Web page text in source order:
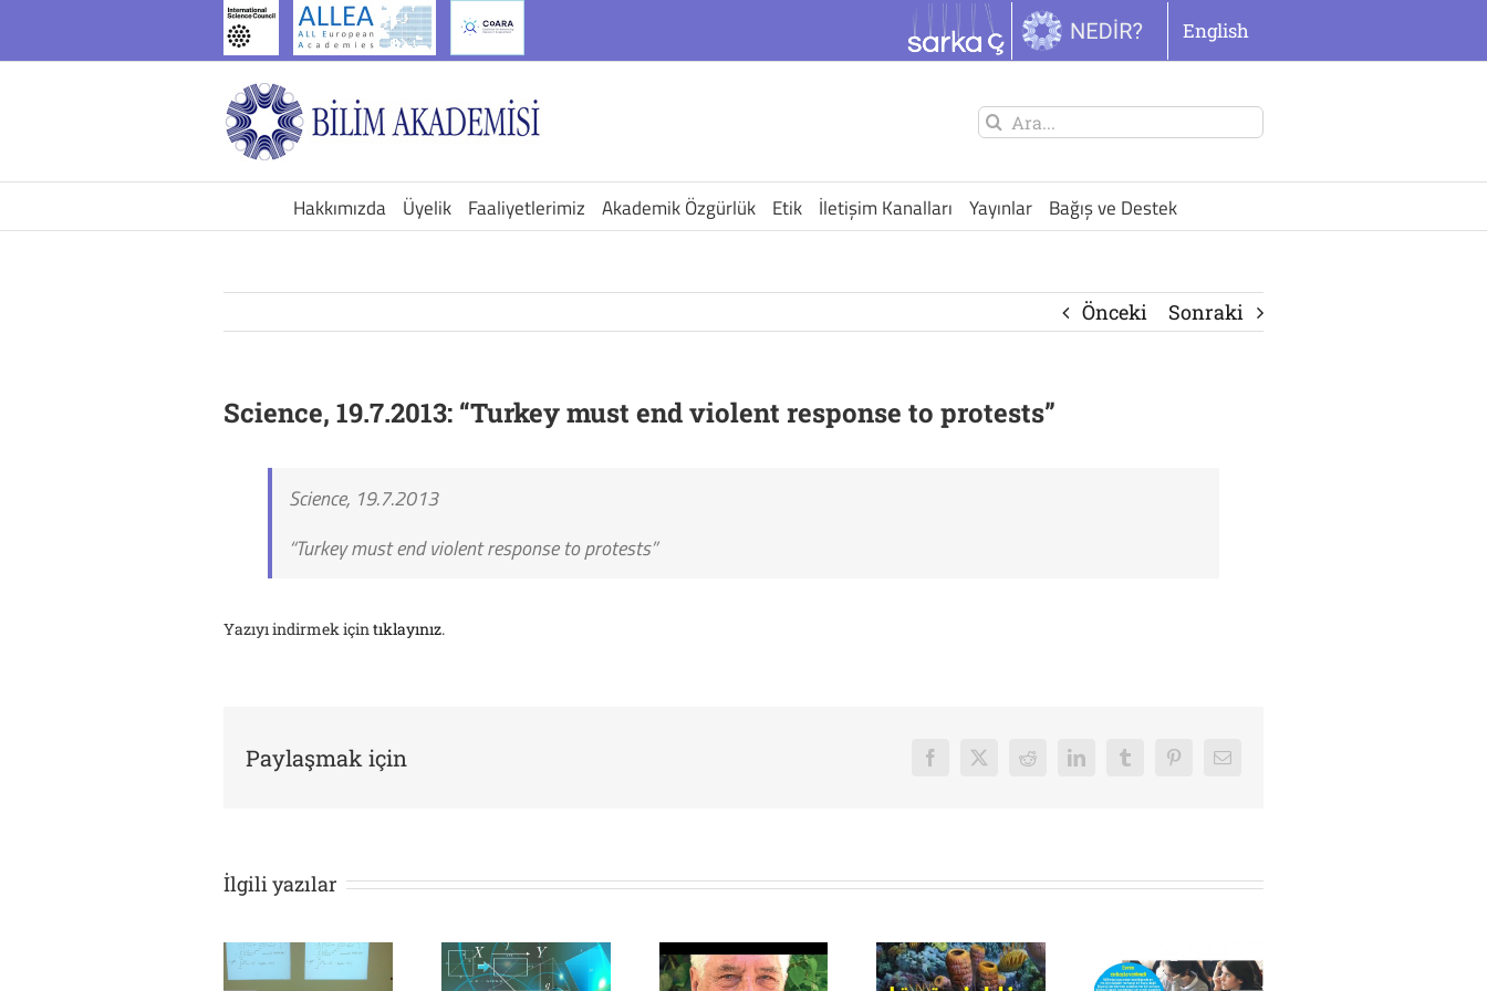
English
Şunu
Hakkımızda Üyelik Faaliyetlerimiz Akademik Özgürlük Etik İletişim Kanalları Yayınlar Bağış ve Destek
Önceki Sonraki
Science, 19.7.2013: “Turkey must end violent response to protests”
Science, 19.7.2013
“Turkey must end violent response to protests”
Yazıyı indirmek içintıklayınız.
Paylaşmak için Facebook
X Reddit LinkedInTumblrPinterest
E-
İlgili yazılar